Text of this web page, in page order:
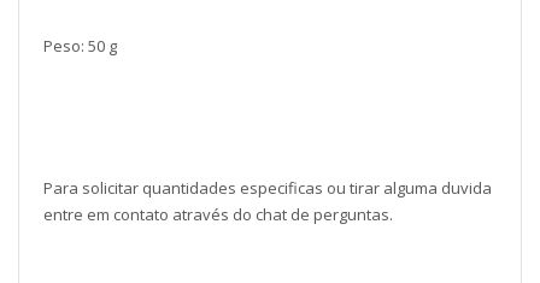
Peso: 50 g
Para solicitar quantidades especificas ou tirar alguma duvida
entre em contato através do chat de perguntas.